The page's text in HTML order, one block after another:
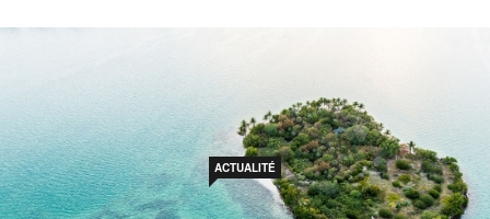
ACTUALITÉ